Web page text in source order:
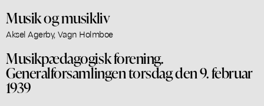
Musik og musikliv
Aksel Agerby, Vagn Holmboe
Musikpædagogisk forening.
Generalforsamlingen torsdag den 9. februar
1939